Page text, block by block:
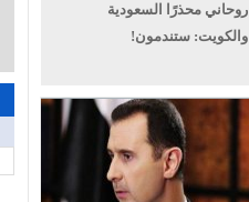
روحاني محذرًا السعودية
والكويت: ستندمون!